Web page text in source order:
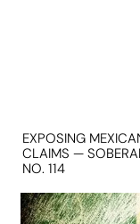
EXPOSING
CLAIMS —
NO. 114